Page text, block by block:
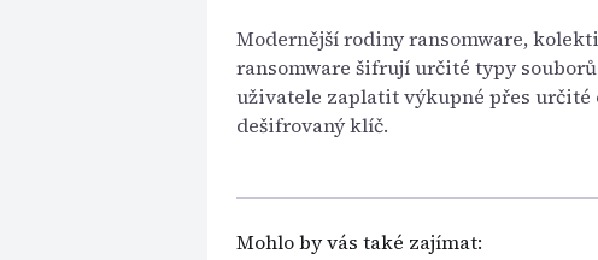
Modernější rodiny ransomware,
ransomware šifrují určité typy
uživatele zaplatit výkupné přes
dešifrovaný klíč.
Mohlo by vás také zajímat: